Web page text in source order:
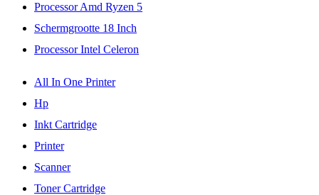
Processor Amd Ryzen 5
Schermgrootte 18 Inch
Processor Intel Celeron
All In One Printer
Hp
Inkt Cartridge
Printer
Scanner
Toner Cartridge